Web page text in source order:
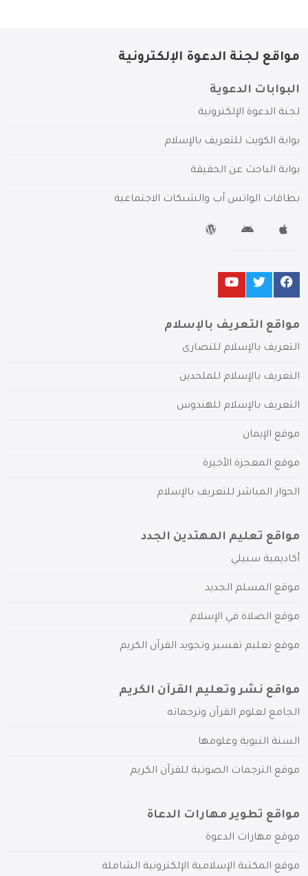
مواقع لجنة الدعوة الإلكترونية
البوابات الدعوية
لجنة الدعوة الإلكترونية
بوابة الكويت للتعريف بالإسلام
بوابة الباحث عن الحقيقة
بطاقات الواتس آب والشبكات الاجتماعية
مواقع التعريف بالإسلام
التعريف بالإسلام للنصارى
التعريف بالإسلام للملحدين
التعريف بالإسلام للهندوس
موقع الإيمان
موقع المعجزة الأخيرة
الحوار المباشر للتعريف بالإسلام
مواقع تعليم المهتدين الجدد
أكاديمية سبيلي
موقع المسلم الجديد
موقع الصلاة في الإسلام
موقع تعليم تفسير وتجويد القرآن الكريم
مواقع نشر وتعليم القرآن الكريم
الجامع لعلوم القرآن وترجماته
السنة النبوية وعلومها
موقع الترجمات الصوتية للقرآن الكريم
مواقع تطوير مهارات الدعاة
موقع مهارات الدعوة
موقع المكتبة الإسلامية الإلكترونية الشاملة